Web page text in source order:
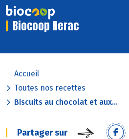
Biocoop Nerac
Accueil
Toutes nos recettes
Biscuits au chocolat et aux...
Partager sur